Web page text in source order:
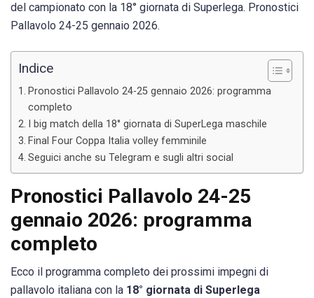
del campionato con la 18° giornata di Superlega. Pronostici
Pallavolo 24-25 gennaio 2026.
Indice
Pronostici Pallavolo 24-25 gennaio 2026: programma
completo
I big match della 18° giornata di SuperLega maschile
Final Four Coppa Italia volley femminile
Seguici anche su Telegram e sugli altri social
Pronostici Pallavolo 24-25
gennaio 2026: programma
completo
Ecco il programma completo dei prossimi impegni di
pallavolo italiana con la 18° giornata di Superlega